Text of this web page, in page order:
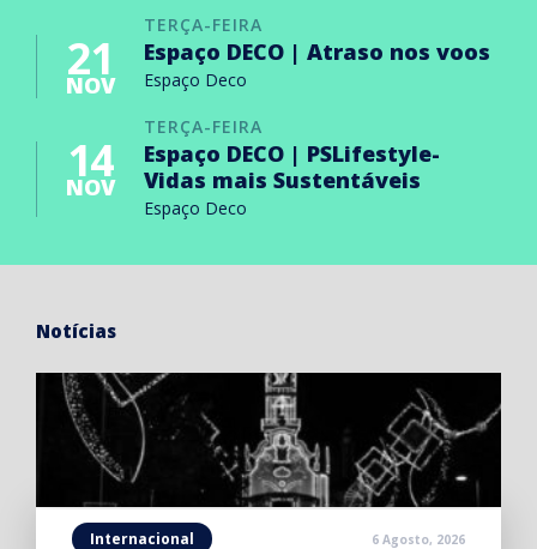
TERÇA-FEIRA
21
NOV
Espaço DECO | Atraso nos voos
Espaço Deco
TERÇA-FEIRA
14
NOV
Espaço DECO | PSLifestyle-
Vidas mais Sustentáveis
Espaço Deco
Notícias
Internacional 6 Agosto, 2026